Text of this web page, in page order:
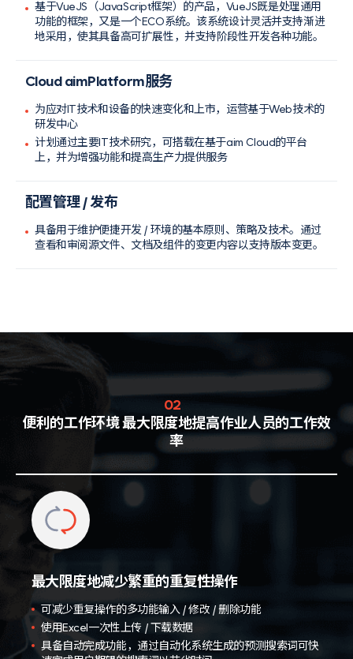
基于VueJS（JavaScript框架）的产品，VueJS既是处理通用
功能的框架，又是一个ECO系统。该系统设计灵活并支持渐进
地采用，使其具备高可扩展性，并支持阶段性开发各种功能。
Cloud aimPlatform服务
为应对IT技术和设备的快速变化和上市，运营基于Web技术的
研发中心
计划通过主要IT技术研究，可搭载在基于aim Cloud的平台
上，并为增强功能和提高生产力提供服务
配置管理 / 发布
具备用于维护便捷开发 / 环境的基本原则、策略及技术。通过
查看和审阅源文件、文档及组件的变更内容以支持版本变更。
02
便利的工作环境最大限度地提高作业人员的工作效
率
最大限度地减少繁重的重复性操作
可减少重复操作的多功能输入 / 修改 / 删除功能
使用Excel一次性上传 / 下载数据
具备自动完成功能，通过自动化系统生成的预测搜索词可快